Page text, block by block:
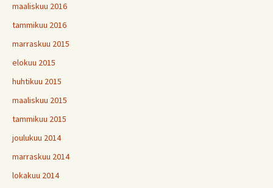
maaliskuu 2016
tammikuu 2016
marraskuu 2015
elokuu 2015
huhtikuu 2015
maaliskuu 2015
tammikuu 2015
joulukuu 2014
marraskuu 2014
lokakuu 2014